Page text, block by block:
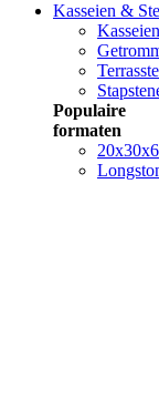
Kasseien &
Kasseien
Populaire
formaten
20x30x6